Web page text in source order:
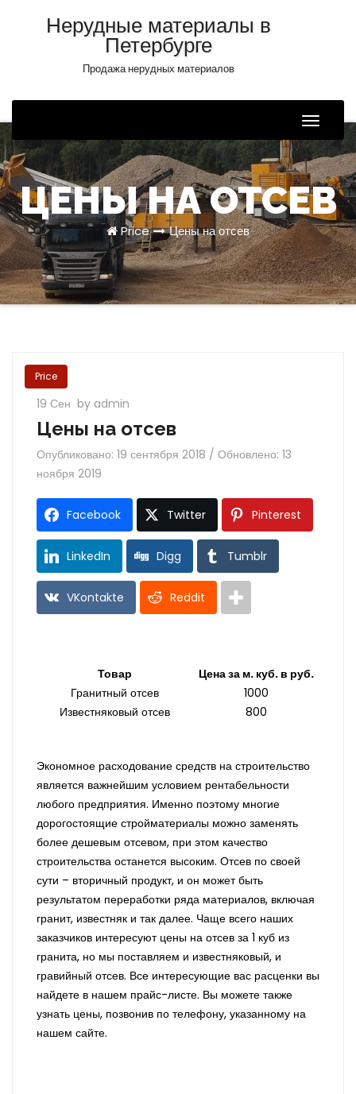
Нерудные материалы в
Петербурге
Продажа нерудных материалов
Toggle
ЦЕНЫ НА ОТСЕВ
Price Цены на отсев
Price
19 Сен by admin
Цены на отсев
Опубликовано: 19 сентября 2018 / Обновлено: 13
ноября 2019
Facebook Twitter Pinterest
LinkedIn Digg Tumblr
VKontakte Reddit
Товар
Цена за м. куб. в руб.
Гранитный отсев
1000
Известняковый отсев
800
Экономное расходование средств на строительство
является важнейшим условием рентабельности
любого предприятия. Именно поэтому многие
дорогостоящие стройматериалы можно заменять
более дешевым отсевом, при этом качество
строительства останется высоким. Отсев по своей
сути – вторичный продукт, и он может быть
результатом переработки ряда материалов, включая
гранит, известняк и так далее. Чаще всего наших
заказчиков интересуют цены на отсев за 1 куб из
гранита, но мы поставляем и известняковый, и
гравийный отсев. Все интересующие вас расценки вы
найдете в нашем прайс-листе. Вы можете также
узнать цены, позвонив по телефону, указанному на
нашем сайте.